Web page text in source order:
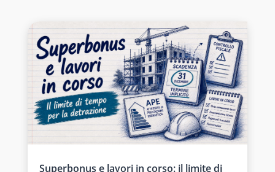
Superbonus e lavori in corso: il limite di